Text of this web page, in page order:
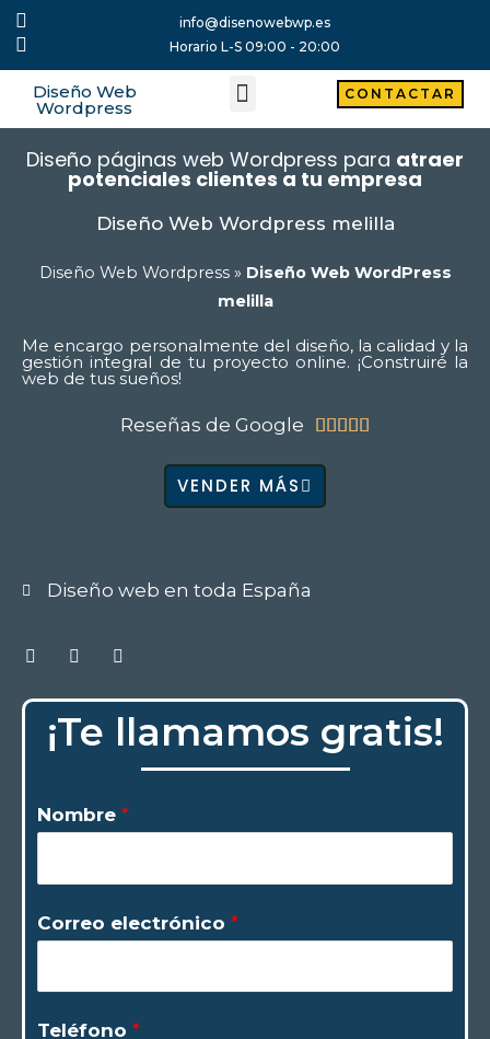
contenido
info@disenowebwp.es
Horario L-S 09:00 - 20:00
Diseño Web
Wordpress Menu CONTACTAR
Diseño páginas web Wordpress para atraer
potenciales clientes a tu empresa
Diseño Web Wordpress melilla
Diseño Web Wordpress» Diseño Web WordPress
melilla
Me encargo personalmente del diseño, la calidad y la
gestión integral de tu proyecto online. ¡Construiré la
web de tus sueños!
Reseñas de Google 
VENDER MÁS
Diseño web en toda España
Facebook
TwitterInstagram
¡Te llamamos gratis!
Nombre *
Correo electrónico *
Teléfono *